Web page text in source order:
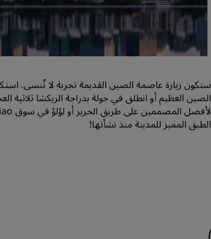
اطلب
وجهات
حلول
البحث
البحث
ستكون زيارة عاصمة الصين القديمة تجربة لا تُنسى.
الصين العظيم أو انطلق في جولة بدراجة الريكشا
الطبق المميز للمدينة منذ نشأتها!